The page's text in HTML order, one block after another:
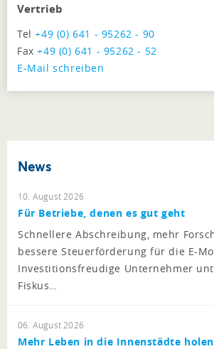
Vertrieb
Tel+49 (0) 641 - 95262 - 90
Fax+49 (0) 641 - 95262 - 52
E-Mail schreiben
News
10. August 2026
Für Betriebe, denen es gut geht
Schnellere Abschreibung, mehr
bessere Steuerförderung für die E-
Investitionsfreudige Unternehmer
Fiskus…
06. August 2026
Mehr Leben in die Innenstädte holen